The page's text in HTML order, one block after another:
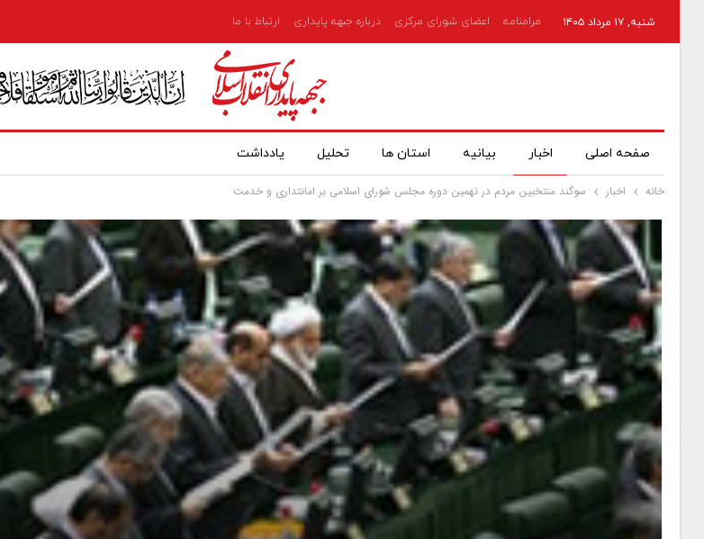
شنبه, ۱۷ مرداد ۱۴۰۵ مرامنامه اعضای شورای مرکزی درباره جبهه پایداری ارتباط با ما
صفحه اصلی اخبار بیانیه استان ها تحلیل یادداشت
خانه اخبار سوگند منتخبین مردم در نهمین دوره مجلس شورای اسلامی بر امانتداری و خدمت